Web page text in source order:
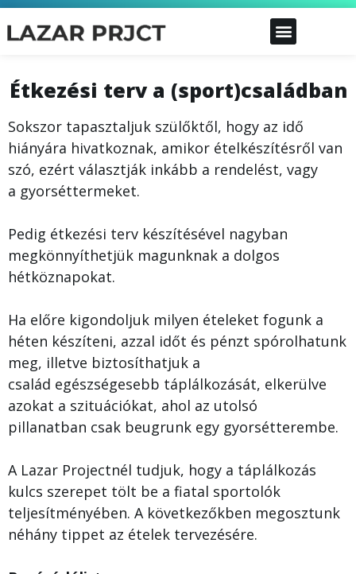
Étkezési terv a (sport)családban
Sokszor tapasztaljuk szülőktől, hogy az idő
hiányára hivatkoznak, amikor ételkészítésről van
szó, ezért választják inkább a rendelést, vagy
a gyorséttermeket.
Pedig étkezési terv készítésével nagyban
megkönnyíthetjük magunknak a dolgos
hétköznapokat.
Ha előre kigondoljuk milyen ételeket fogunk a
héten készíteni, azzal időt és pénzt spórolhatunk
meg, illetve biztosíthatjuk a
család egészségesebb táplálkozását, elkerülve
azokat a szituációkat, ahol az utolsó
pillanatban csak beugrunk egy gyorsétterembe.
A Lazar Projectnél tudjuk, hogy a táplálkozás
kulcs szerepet tölt be a fiatal sportolók
teljesítményében. A következőkben megosztunk
néhány tippet az ételek tervezésére.